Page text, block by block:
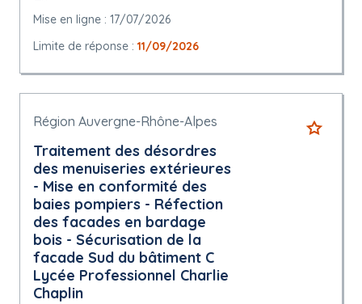
Mise en ligne : 17/07/2026
Limite de réponse : 11/09/2026
Région Auvergne-Rhône-Alpes
Traitement des désordres
des menuiseries extérieures
- Mise en conformité des
baies pompiers - Réfection
des facades en bardage
bois - Sécurisation de la
facade Sud du bâtiment C
Lycée Professionnel Charlie
Chaplin